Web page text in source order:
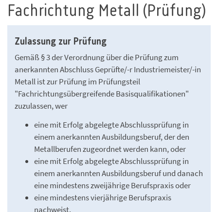
Fachrichtung Metall (Prüfung)
Zulassung zur Prüfung
Gemäß § 3 der Verordnung über die Prüfung zum
anerkannten Abschluss Geprüfte/-r Industriemeister/-in
Metall ist zur Prüfung im Prüfungsteil
"Fachrichtungsübergreifende Basisqualifikationen"
zuzulassen, wer
eine mit Erfolg abgelegte Abschlussprüfung in
einem anerkannten Ausbildungsberuf, der den
Metallberufen zugeordnet werden kann, oder
eine mit Erfolg abgelegte Abschlussprüfung in
einem anerkannten Ausbildungsberuf und danach
eine mindestens zweijährige Berufspraxis oder
eine mindestens vierjährige Berufspraxis
nachweist.